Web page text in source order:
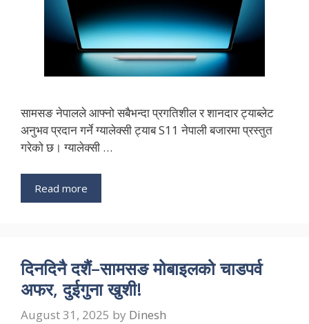
सामसङ नेपालले आफ्नो सबैभन्दा प्रगतिशील र शानदार ट्याब्लेट
अनुभव प्रदान गर्ने ग्यालेक्सी ट्याब S11 नेपाली बजारमा प्रस्तुत
गरेको छ। ग्यालेक्सी …
Read more
दिनदिनै दशैं–सामसङ मोबाइलको चाडपर्व
अफर, दुईगुना खुशी!
August 31, 2025 by Dinesh